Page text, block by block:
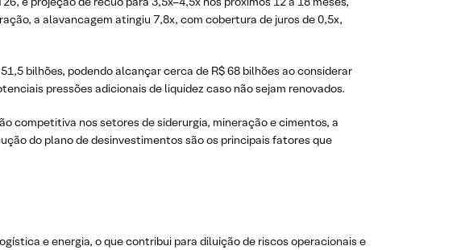
a alavancagem atingiu 7,8x, com cobertura de juros de 0,5x,
bilhões, podendo alcançar cerca de R$ 68 bilhões ao considerar
pressões adicionais de liquidez caso não sejam renovados.
competitiva nos setores de siderurgia, mineração e cimentos, a
do plano de desinvestimentos são os principais fatores que
e energia, o que contribui para diluição de riscos operacionais e